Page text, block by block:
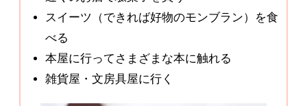
スイーツ（できれば好物のモンブラン）を食
べる
本屋に行ってさまざまな本に触れる
雑貨屋・文房具屋に行く